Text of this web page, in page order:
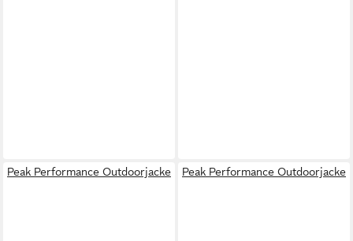
Peak Performance Outdoorjacke Peak Performance Outdoorjacke